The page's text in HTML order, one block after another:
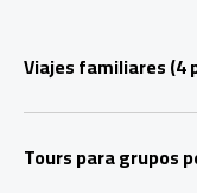
Viajes familiares (4
Tours para grupos